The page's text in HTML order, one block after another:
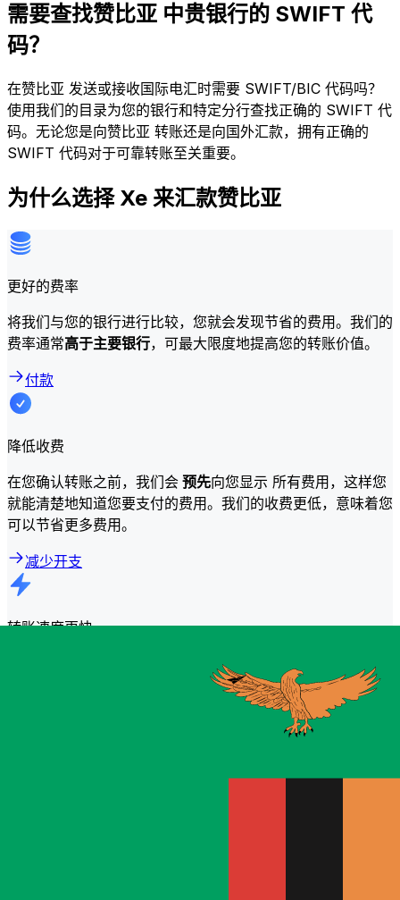
需要查找赞比亚 中贵银行的 SWIFT 代
码？
在赞比亚 发送或接收国际电汇时需要 SWIFT/BIC 代码吗？
使用我们的目录为您的银行和特定分行查找正确的 SWIFT 代
码。无论您是向赞比亚 转账还是向国外汇款，拥有正确的
SWIFT 代码对于可靠转账至关重要。
为什么选择 Xe 来汇款赞比亚
更好的费率
将我们与您的银行进行比较，您就会发现节省的费用。我们的
费率通常高于主要银行，可最大限度地提高您的转账价值。
付款
降低收费
在您确认转账之前，我们会 预先向您显示 所有费用，这样您
就能清楚地知道您要支付的费用。我们的收费更低，意味着您
可以节省更多费用。
减少开支
转账速度更快
。我们知道，当涉及到您的资金时，